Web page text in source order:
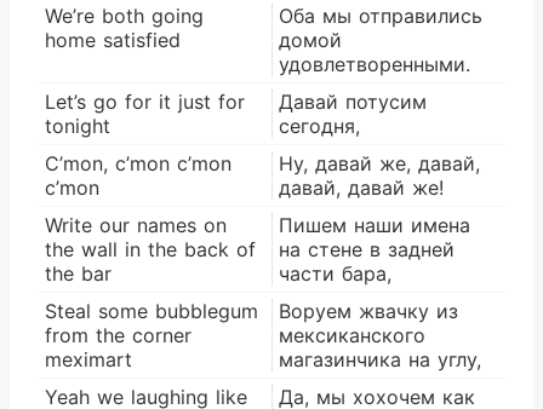
We’re both going
home satisfied
Оба мы отправились
домой
удовлетворенными.
Let’s go for it just for
tonight
Давай потусим
сегодня,
C’mon, c’mon c’mon
c’mon
Ну, давай же, давай,
давай, давай же!
Write our names on
the wall in the back of
the bar
Пишем наши имена
на стене в задней
части бара,
Steal some bubblegum
from the corner
meximart
Воруем жвачку из
мексиканского
магазинчика на углу,
Yeah we laughing like
Да, мы хохочем как